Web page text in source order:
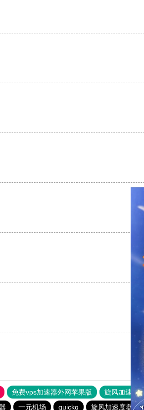
免费vps加速器外网苹果版 旋风加速度器
一元机场 quickq 旋风加速度器